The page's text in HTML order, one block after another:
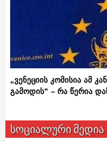
„ვენეციის კომისია ამ
გამოდის“ – რა წერია
სოციალური მედია